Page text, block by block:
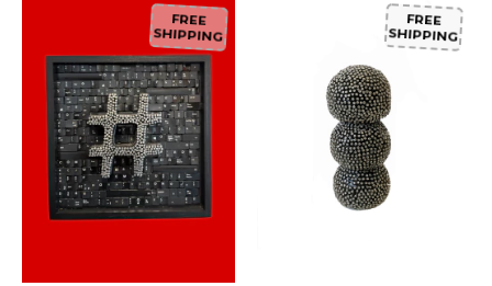
FREE
SHIPPING
FREE
SHIPPING